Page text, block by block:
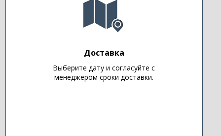
Доставка
Выберите дату и согласуйте с
менеджером сроки доставки.